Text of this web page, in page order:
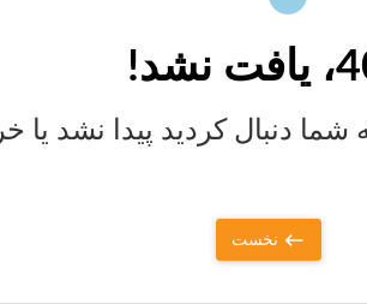
نشد!
دنبال کردید پیدا نشد
نخست